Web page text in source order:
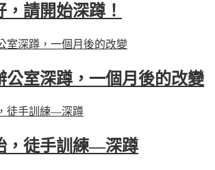
，請開始深蹲！
公室深蹲，一個月後的改變
，徒手訓練—深蹲